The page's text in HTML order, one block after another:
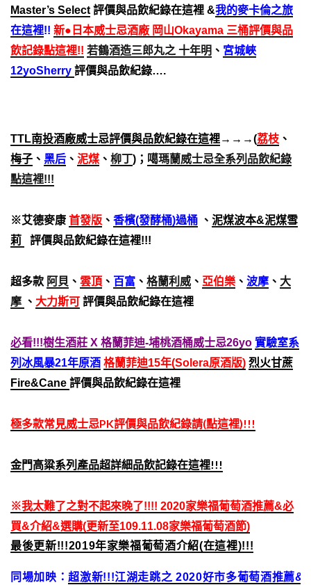
Master’s Select 評價與品飲紀錄在這裡 &我的麥卡倫之旅
在這裡!! 新●日本威士忌酒廠 岡山Okayama 三桶評價與品
飲記錄點這裡!! 若鶴酒造三郎丸之 十年明 、 宮城峽
12yoSherry 評價與品飲紀錄….
TTL南投酒廠威士忌評價與品飲紀錄在這裡→→→(荔枝 、
梅子 、 黑后 、 泥煤 、 柳丁)； 噶瑪蘭威士忌全系列品飲紀錄
點這裡!!!
※艾德麥康 首發版 、 香檳(發酵桶)過桶 、 泥煤波本&泥煤雪
莉
評價與品飲紀錄在這裡!!!
超多款 阿貝 、 雲頂 、 百富 、 格蘭利威 、 亞伯樂 、 波摩 、 大
摩 、 大力斯可 評價與品飲紀錄在這裡
必看!!!樹生酒莊 X 格蘭菲迪-埔桃酒桶威士忌26yo 實驗室系
列冰風暴21年原酒 格蘭菲迪15年(Solera原酒版) 烈火甘蔗
Fire&Cane 評價與品飲紀錄在這裡
極多款常見威士忌PK評價與品飲紀錄請(點這裡)!!!
金門高粱系列產品超詳細品飲記錄在這裡!!!
※我太難了之對不起來晚了!!!! 2020家樂福葡萄酒推薦&必
買&介紹&選購(更新至109.11.08家樂福葡萄酒節)
最後更新!!!2019年家樂福葡萄酒介紹(在這裡)!!!
同場加映：超激新!!!江湖走跳之 2020好市多葡萄酒推薦&